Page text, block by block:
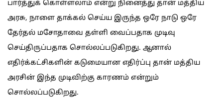
பார்த்துக் கொள்ளலாம் என்று நினைத்து தான் மத்திய
அரசு, நாளை தாக்கல் செய்ய இருந்த ஒரே நாடு ஒரே
தேர்தல் மசோதாவை தள்ளி வைப்பதாக முடிவு
செய்திருப்பதாக சொல்லப்படுகிறது. ஆனால்
எதிர்க்கட்சிகளின் கடுமையான எதிர்ப்பு தான் மத்திய
அரசின் இந்த முடிவிற்கு காரணம் என்றும்
சொல்லப்படுகிறது.